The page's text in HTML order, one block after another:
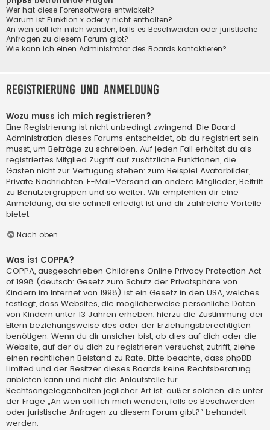
Wer hat diese Forensoftware entwickelt?
Warum ist Funktion x oder y nicht enthalten?
An wen soll ich mich wenden, falls es Beschwerden oder juristische
Anfragen zu diesem Forum gibt?
Wie kann ich einen Administrator des Boards kontaktieren?
Registrierung und Anmeldung
Wozu muss ich mich registrieren?
Eine Registrierung ist nicht unbedingt zwingend. Die Board-
Administration dieses Forums entscheidet, ob du registriert sein
musst, um Beiträge zu schreiben. Auf jeden Fall erhältst du als
registriertes Mitglied Zugriff auf zusätzliche Funktionen, die
Gästen nicht zur Verfügung stehen: zum Beispiel Avatarbilder,
Private Nachrichten, E-Mail-Versand an andere Mitglieder, Beitritt
zu Benutzergruppen und so weiter. Wir empfehlen dir eine
Anmeldung, da sie schnell erledigt ist und dir zahlreiche Vorteile
bietet.
Nach oben
Was ist COPPA?
COPPA, ausgeschrieben Children’s Online Privacy Protection Act
of 1998 (deutsch: Gesetz zum Schutz der Privatsphäre von
Kindern im Internet von 1998) ist ein Gesetz in den USA, welches
festlegt, dass Websites, die möglicherweise persönliche Daten
von Kindern unter 13 Jahren erheben, hierzu die Zustimmung der
Eltern beziehungsweise des oder der Erziehungsberechtigten
benötigen. Wenn du dir unsicher bist, ob dies auf dich oder die
Website, auf der du dich zu registrieren versuchst, zutrifft, ziehe
einen rechtlichen Beistand zu Rate. Bitte beachte, dass phpBB
Limited und der Besitzer dieses Boards keine Rechtsberatung
anbieten kann und nicht die Anlaufstelle für
Rechtsangelegenheiten jeglicher Art ist; außer solchen, die unter
der Frage „An wen soll ich mich wenden, falls es Beschwerden
oder juristische Anfragen zu diesem Forum gibt?“ behandelt
werden.